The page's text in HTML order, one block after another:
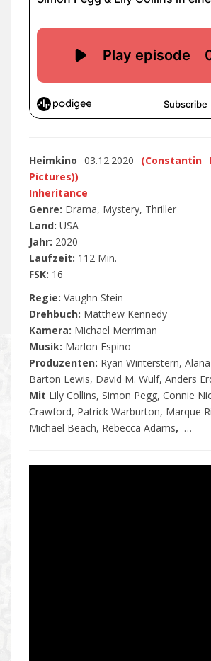
Heimkino 03.12.2020 (Constantin
Pictures))
Inheritance
Genre: Drama, Mystery, Thriller
Land: USA
Jahr: 2020
Laufzeit: 112 Min.
FSK: 16
Regie: Vaughn Stein
Drehbuch: Matthew Kennedy
Kamera: Michael Merriman
Musik: Marlon Espino
Produzenten: Ryan Winterstern,
Barton Lewis, David M. Wulf, Anders
Mit Lily Collins, Simon Pegg, Connie
Crawford, Patrick Warburton, Marque
Michael Beach, Rebecca Adams, …